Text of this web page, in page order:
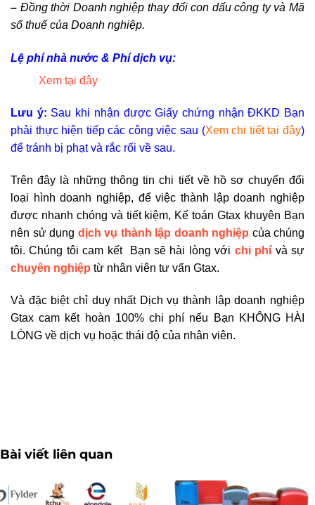
– Đồng thời Doanh nghiệp thay đổi con dấu công ty và Mã
số thuế của Doanh nghiệp.
Lệ phí nhà nước & Phí dịch vụ:
Xem tại đây
Lưu ý: Sau khi nhận được Giấy chứng nhận ĐKKD Bạn
phải thực hiện tiếp các công việc sau (Xem chi tiết tại đây)
để tránh bị phạt và rắc rối về sau.
Trên đây là những thông tin chi tiết về hồ sơ chuyển đổi
loại hình doanh nghiệp, để việc thành lập doanh nghiệp
được nhanh chóng và tiết kiệm, Kế toán Gtax khuyên Bạn
nên sử dụng dịch vụ thành lập doanh nghiệp của chúng
tôi. Chúng tôi cam kết Bạn sẽ hài lòng với chi phí và sự
chuyên nghiệp từ nhân viên tư vấn Gtax.
Và đặc biệt chỉ duy nhất Dịch vụ thành lập doanh nghiệp
Gtax cam kết hoàn 100% chi phí nếu Bạn KHÔNG HÀI
LÒNG về dịch vụ hoặc thái độ của nhân viên.
Bài viết liên quan